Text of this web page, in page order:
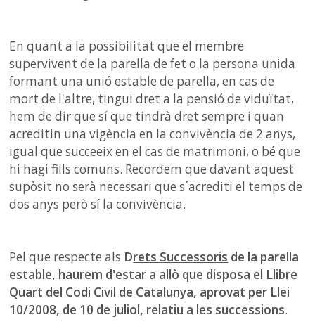
En quant a la possibilitat que el membre
supervivent de la parella de fet o la persona unida
formant una unió estable de parella, en cas de
mort de l'altre, tingui dret a la pensió de viduïtat,
hem de dir que sí que tindrà dret sempre i quan
acreditin una vigència en la convivència de 2 anys,
igual que succeeix en el cas de matrimoni, o bé que
hi hagi fills comuns. Recordem que davant aquest
supòsit no serà necessari que s´acrediti el temps de
dos anys però sí la convivència.
Pel que respecte als Drets Successoris de la parella
estable, haurem d'estar a allò que disposa el Llibre
Quart del Codi Civil de Catalunya, aprovat per Llei
10/2008, de 10 de juliol, relatiu a les successions.